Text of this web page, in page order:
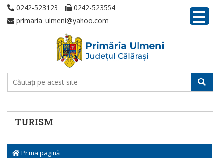
0242-523123
0242-523554
primaria_ulmeni@yahoo.com
TURISM
Prima pagină